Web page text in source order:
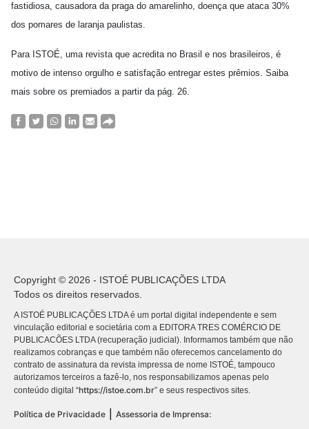
fastidiosa, causadora da praga do amarelinho, doença que ataca 30%
dos pomares de laranja paulistas.
Para ISTOÉ, uma revista que acredita no Brasil e nos brasileiros, é
motivo de intenso orgulho e satisfação entregar estes prêmios. Saiba
mais sobre os premiados a partir da pág. 26.
Copyright © 2026 - ISTOÉ PUBLICAÇÕES LTDA
Todos os direitos reservados.
A ISTOÉ PUBLICAÇÕES LTDA é um portal digital independente e sem
vinculação editorial e societária com a EDITORA TRES COMÉRCIO DE
PUBLICACÕES LTDA (recuperação judicial). Informamos também que não
realizamos cobranças e que também não oferecemos cancelamento do
contrato de assinatura da revista impressa de nome ISTOÉ, tampouco
autorizamos terceiros a fazê-lo, nos responsabilizamos apenas pelo
conteúdo digital “https://istoe.com.br” e seus respectivos sites.
Política de Privacidade
Assessoria de Imprensa: